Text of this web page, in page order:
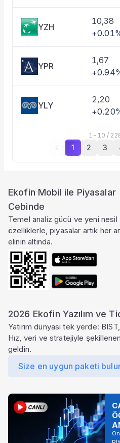
YZH
10,38
YPR
1,67
YLY
2,20
1 - 10 /
1 2 3
Ekofin Mobil ile Piyasalar
Cebinde
Temel analiz gücü ve yeni nesil
özelliklerle, piyasalar artık her
elinin altında.
2026 Ekofin Yazılım ve
Yatırım dünyası tek yerde:
Hız, veri ve stratejiyle şekillenen
geldin.
Size en uygun paketi